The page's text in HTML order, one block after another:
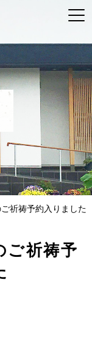
祈祷予約入りました
ご祈祷予